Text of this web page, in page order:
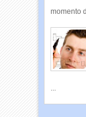
momento
...